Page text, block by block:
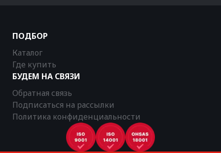
ПОДБОР
Каталог
Где купить
БУДЕМ НА СВЯЗИ
Обратная связь
Подписаться на рассылки
Политика конфиденциальности